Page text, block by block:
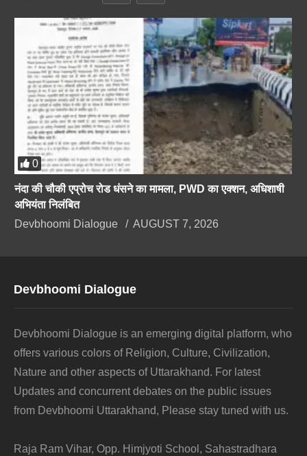
0
नंदा की चौकी एप्रोच रोड धंसने का मामला, PWD का एक्शन, अधिशाषी
अभियंता निलंबित
Devbhoomi Dialogue
AUGUST 7, 2026
Devbhoomi Dialogue
Devbhoomi Dialogue is an emerging digital platform, who
offers various colors of Religion, Culture, Civilization,
Nature and other aspects of Uttarakhand. For latest
Updates and concurrent debates on the public issues
from Devbhoomi Uttarakhand, Please stay tuned with us.
Raja Ram Vihar, Opp. Himjyoti School, Sahastradhara